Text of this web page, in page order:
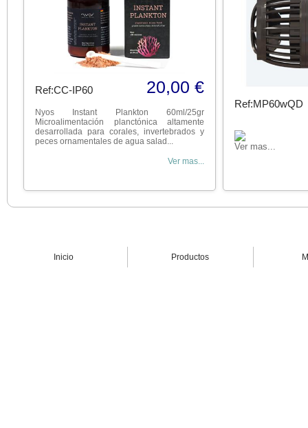
Ref:CC-IP60 20,00 €
Nyos Instant Plankton 60ml/25gr
Microalimentación planctónica altamente
desarrollada para corales, invertebrados y
peces ornamentales de agua salad...
Ver mas...
Ref:MP60wQD
Ver mas...
Inicio Productos